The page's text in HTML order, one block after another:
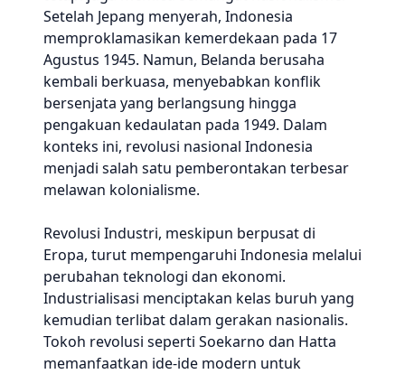
Setelah Jepang menyerah, Indonesia
memproklamasikan kemerdekaan pada 17
Agustus 1945. Namun, Belanda berusaha
kembali berkuasa, menyebabkan konflik
bersenjata yang berlangsung hingga
pengakuan kedaulatan pada 1949. Dalam
konteks ini, revolusi nasional Indonesia
menjadi salah satu pemberontakan terbesar
melawan kolonialisme.
Revolusi Industri, meskipun berpusat di
Eropa, turut mempengaruhi Indonesia melalui
perubahan teknologi dan ekonomi.
Industrialisasi menciptakan kelas buruh yang
kemudian terlibat dalam gerakan nasionalis.
Tokoh revolusi seperti Soekarno dan Hatta
memanfaatkan ide-ide modern untuk